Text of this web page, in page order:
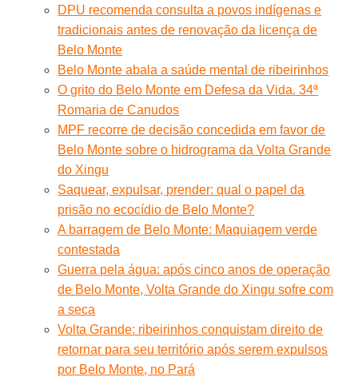
DPU recomenda consulta a povos indígenas e
tradicionais antes de renovação da licença de
Belo Monte
Belo Monte abala a saúde mental de ribeirinhos
O grito do Belo Monte em Defesa da Vida. 34ª
Romaria de Canudos
MPF recorre de decisão concedida em favor de
Belo Monte sobre o hidrograma da Volta Grande
do Xingu
Saquear, expulsar, prender: qual o papel da
prisão no ecocídio de Belo Monte?
A barragem de Belo Monte: Maquiagem verde
contestada
Guerra pela água: após cinco anos de operação
de Belo Monte, Volta Grande do Xingu sofre com
a seca
Volta Grande: ribeirinhos conquistam direito de
retornar para seu território após serem expulsos
por Belo Monte, no Pará